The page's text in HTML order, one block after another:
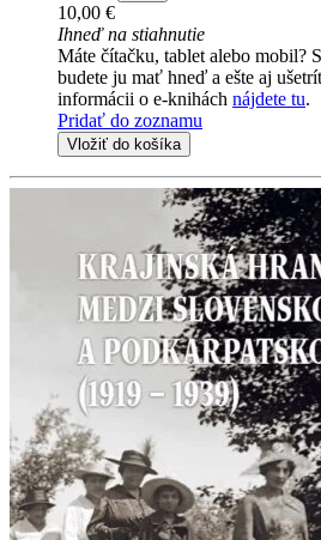
10,00 €
Ihneď na stiahnutie
Máte čítačku, tablet alebo mobil?
budete ju mať hneď a ešte aj
informácii o e-knihách nájdete tu.
Pridať do zoznamu
Vložiť do košíka